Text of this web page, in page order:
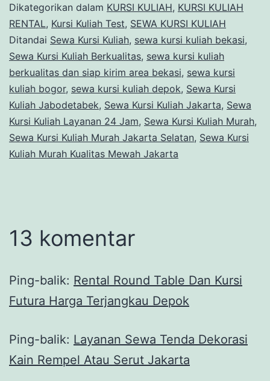
Dikategorikan dalam KURSI KULIAH, KURSI KULIAH
RENTAL, Kursi Kuliah Test, SEWA KURSI KULIAH
Ditandai Sewa Kursi Kuliah, sewa kursi kuliah bekasi,
Sewa Kursi Kuliah Berkualitas, sewa kursi kuliah
berkualitas dan siap kirim area bekasi, sewa kursi
kuliah bogor, sewa kursi kuliah depok, Sewa Kursi
Kuliah Jabodetabek, Sewa Kursi Kuliah Jakarta, Sewa
Kursi Kuliah Layanan 24 Jam, Sewa Kursi Kuliah Murah,
Sewa Kursi Kuliah Murah Jakarta Selatan, Sewa Kursi
Kuliah Murah Kualitas Mewah Jakarta
13 komentar
Ping-balik: Rental Round Table Dan Kursi
Futura Harga Terjangkau Depok
Ping-balik: Layanan Sewa Tenda Dekorasi
Kain Rempel Atau Serut Jakarta